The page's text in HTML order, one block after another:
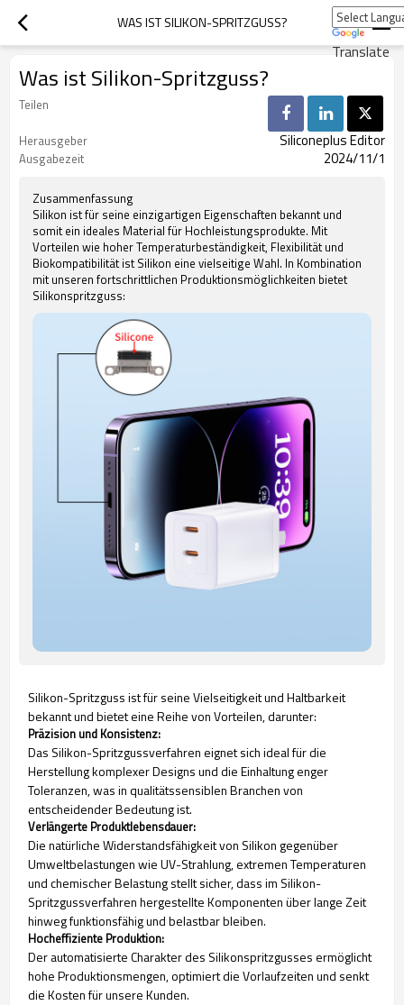
Translate
WAS IST SILIKON-SPRITZGUSS?
Was ist Silikon-Spritzguss?
Teilen
Herausgeber
Siliconeplus Editor
Ausgabezeit 2024/11/1
Zusammenfassung
Silikon ist für seine einzigartigen Eigenschaften bekannt und
somit ein ideales Material für Hochleistungsprodukte. Mit
Vorteilen wie hoher Temperaturbeständigkeit, Flexibilität und
Biokompatibilität ist Silikon eine vielseitige Wahl. In Kombination
mit unseren fortschrittlichen Produktionsmöglichkeiten bietet
Silikonspritzguss:
Silikon-Spritzguss ist für seine Vielseitigkeit und Haltbarkeit
bekannt und bietet eine Reihe von Vorteilen, darunter:
Präzision und Konsistenz:
Das Silikon-Spritzgussverfahren eignet sich ideal für die
Herstellung komplexer Designs und die Einhaltung enger
Toleranzen, was in qualitätssensiblen Branchen von
entscheidender Bedeutung ist.
Verlängerte Produktlebensdauer:
Die natürliche Widerstandsfähigkeit von Silikon gegenüber
Umweltbelastungen wie UV-Strahlung, extremen Temperaturen
und chemischer Belastung stellt sicher, dass im Silikon-
Spritzgussverfahren hergestellte Komponenten über lange Zeit
hinweg funktionsfähig und belastbar bleiben.
Hocheffiziente Produktion:
Der automatisierte Charakter des Silikonspritzgusses ermöglicht
hohe Produktionsmengen, optimiert die Vorlaufzeiten und senkt
die Kosten für unsere Kunden.